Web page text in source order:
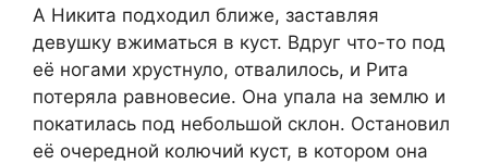
А Никита подходил ближе, заставляя
девушку вжиматься в куст. Вдруг что-то под
её ногами хрустнуло, отвалилось, и Рита
потеряла равновесие. Она упала на землю и
покатилась под небольшой склон. Остановил
её очередной колючий куст, в котором она